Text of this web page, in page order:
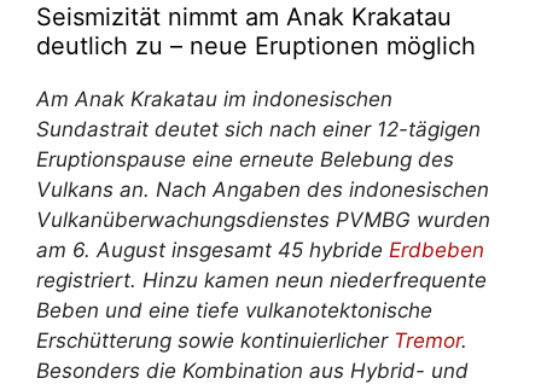
Seismizität nimmt am Anak Krakatau
deutlich zu – neue Eruptionen möglich
Am Anak Krakatau im indonesischen
Sundastrait deutet sich nach einer 12-tägigen
Eruptionspause eine erneute Belebung des
Vulkans an. Nach Angaben des indonesischen
Vulkanüberwachungsdienstes PVMBG wurden
am 6. August insgesamt 45 hybride Erdbeben
registriert. Hinzu kamen neun niederfrequente
Beben und eine tiefe vulkanotektonische
Erschütterung sowie kontinuierlicher Tremor.
Besonders die Kombination aus Hybrid- und